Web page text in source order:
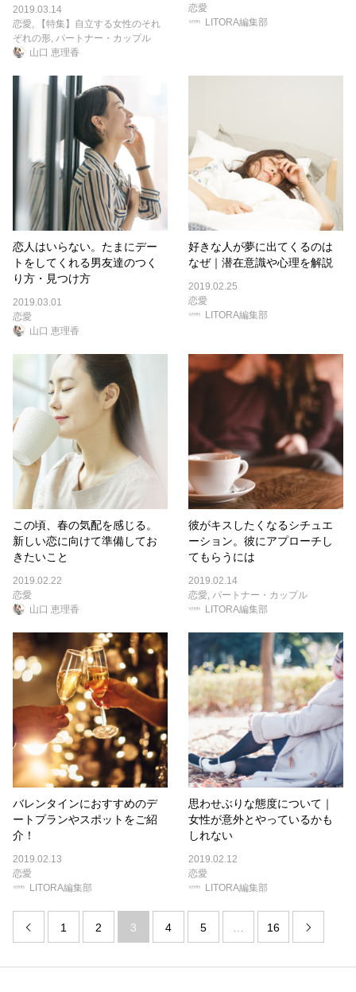
2019.03.14
恋愛,
【特集】自立する女性のそれ
ぞれの形, パートナー・カップル
山口 恵理香
恋愛
LITORA編集部
恋人はいらない。たまにデー
トをしてくれる男友達のつく
り方・見つけ方
2019.03.01
恋愛
山口 恵理香
好きな人が夢に出てくるのは
なぜ｜潜在意識や心理を解説
2019.02.25
恋愛
LITORA編集部
この頃、春の気配を感じる。
新しい恋に向けて準備してお
きたいこと
2019.02.22
恋愛
山口 恵理香
彼がキスしたくなるシチュエ
ーション。彼にアプローチし
てもらうには
2019.02.14
恋愛, パートナー・カップル
LITORA編集部
バレンタインにおすすめのデ
ートプランやスポットをご紹
介！
2019.02.13
恋愛
LITORA編集部
思わせぶりな態度について｜
女性が意外とやっているかも
しれない
2019.02.12
恋愛
LITORA編集部
 1 2 3 4 5 16 